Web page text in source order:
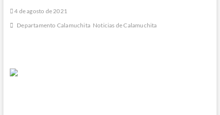
4 de agosto de 2021
Departamento Calamuchita Noticias de Calamuchita